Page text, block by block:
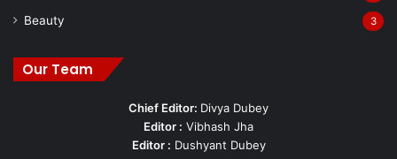
Beauty 3
Our Team
Chief Editor: Divya Dubey
Editor : Vibhash Jha
Editor : Dushyant Dubey